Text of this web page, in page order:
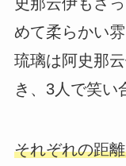
史那云伊もさ
めて柔らかい雰
琉璃は阿史那
き、3人で笑い
それぞれの距